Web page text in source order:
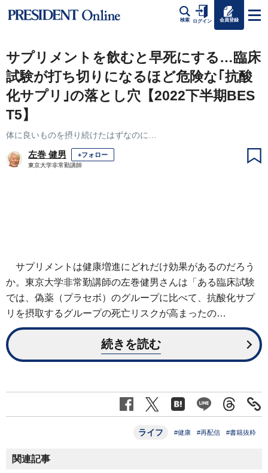
検索 ログイン 会員登録
サプリメントを飲むと早死にする…臨床
試験が打ち切りになるほど危険な｢抗酸
化サプリ｣の落とし穴【2022下半期BES
T5】
体に良いものを摂り続けたはずなのに…
左巻 健男 +フォロー
東京大学非常勤講師
サプリメントは健康増進にどれだけ効果があるのだろう
か。東京大学非常勤講師の左巻健男さんは「ある臨床試験
では、偽薬（プラセボ）のグループに比べて、抗酸化サプ
リを摂取するグループの死亡リスクが高まったの…
続きを読む
ライフ #健康 #再配信 #書籍抜粋
関連記事